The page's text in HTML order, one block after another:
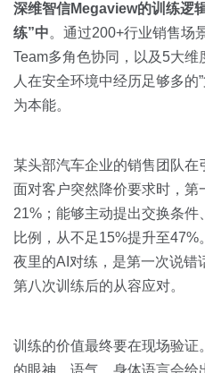
深维智信Megaview的训练逻
练”中。通过200+行业销售场
Team多角色协同，以及5大
人在安全环境中经历足够多的
为本能。
某头部汽车企业的销售团队在
面对客户突然降价要求时，第
21%；能够主动提出交换条
比例，从不足15%提升至
夜里的AI对练，是第一次说错
第八次训练后的从容应对。
训练的价值最终要在现场验
的眼神、语气、身体语言会